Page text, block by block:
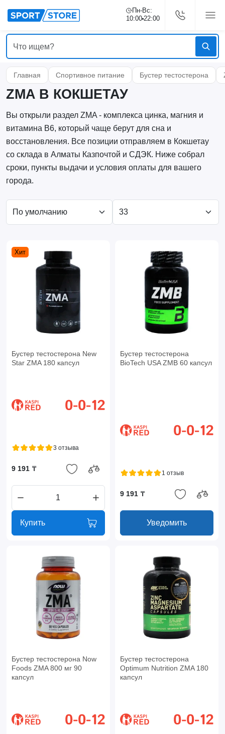
Пн-Вс:
10:00 22:00
Главная Спортивное питание Бустер тестостерона
ZMA В КОКШЕТАУ
Вы открыли раздел ZMA - комплекса цинка, магния и
витамина B6, который чаще берут для сна и
восстановления. Все позиции отправляем в Кокшетау
со склада в Алматы Казпочтой и СДЭК. Ниже собрал
сроки, пункты выдачи и условия оплаты для вашего
города.
Хит
Бустер тестостерона New
Star ZMA 180 капсул
3 отзыва
9 191 ₸
Купить
Бустер тестостерона
BioTech USA ZMB 60 капсул
1 отзыв
9 191 ₸
Уведомить
Бустер тестостерона Now
Foods ZMA 800 мг 90
капсул
Бустер тестостерона
Optimum Nutrition ZMA 180
капсул